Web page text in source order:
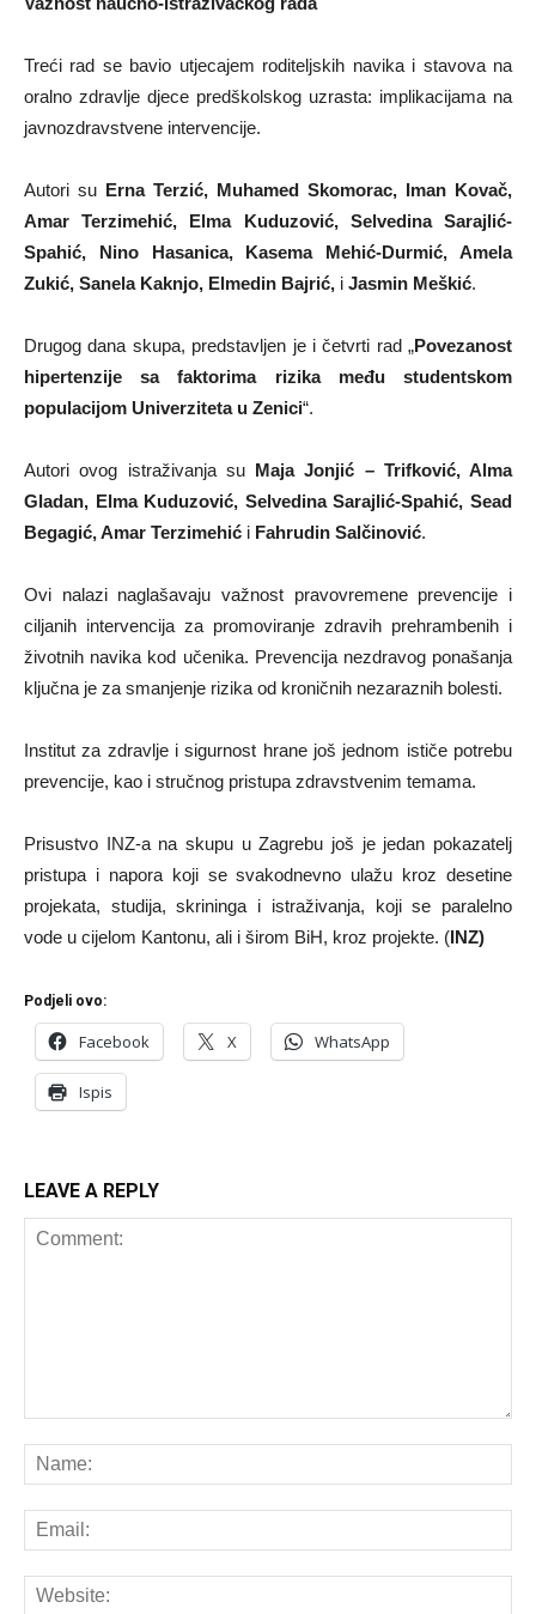
Treći rad se bavio utjecajem roditeljskih navika i stavova na
oralno zdravlje djece predškolskog uzrasta: implikacijama na
javnozdravstvene intervencije.
Autori su Erna Terzić, Muhamed Skomorac, Iman Kovač,
Amar Terzimehić, Elma Kuduzović, Selvedina Sarajlić-
Spahić, Nino Hasanica, Kasema Mehić-Durmić, Amela
Zukić, Sanela Kaknjo, Elmedin Bajrić, i Jasmin Meškić.
Drugog dana skupa, predstavljen je i četvrti rad „Povezanost
hipertenzije sa faktorima rizika među studentskom
populacijom Univerziteta u Zenici“.
Autori ovog istraživanja su Maja Jonjić – Trifković, Alma
Gladan, Elma Kuduzović, Selvedina Sarajlić-Spahić, Sead
Begagić, Amar Terzimehić i Fahrudin Salčinović.
Ovi nalazi naglašavaju važnost pravovremene prevencije i
ciljanih intervencija za promoviranje zdravih prehrambenih i
životnih navika kod učenika. Prevencija nezdravog ponašanja
ključna je za smanjenje rizika od kroničnih nezaraznih bolesti.
Institut za zdravlje i sigurnost hrane još jednom ističe potrebu
prevencije, kao i stručnog pristupa zdravstvenim temama.
Prisustvo INZ-a na skupu u Zagrebu još je jedan pokazatelj
pristupa i napora koji se svakodnevno ulažu kroz desetine
projekata, studija, skrininga i istraživanja, koji se paralelno
vode u cijelom Kantonu, ali i širom BiH, kroz projekte. (INZ)
Podjeli ovo:
Facebook X WhatsApp
Ispis
LEAVE A REPLY